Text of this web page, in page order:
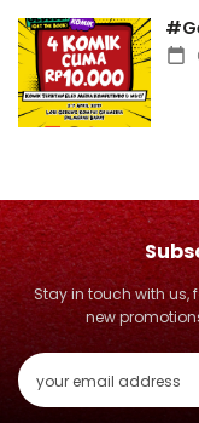
Stay in touch with
new